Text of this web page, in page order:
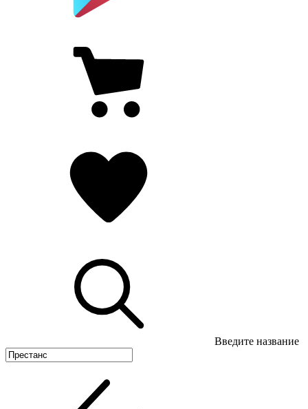
Введите название